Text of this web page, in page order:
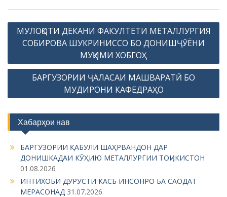
P
t
a
v
i
g
t
МУЛОҚОТИ ДЕКАНИ ФАКУЛТЕТИ МЕТАЛЛУРГИЯ
СОБИРОВА ШУКРИНИССО БО ДОНИШҶӮЁНИ
МУҚИМИ ХОБГОҲ
БАРГУЗОРИИ ҶАЛАСАИ МАШВАРАТӢ БО
МУДИРОНИ КАФЕДРАҲО
Хабарҳои нав
БАРГУЗОРИИ ҚАБУЛИ ШАҲРВАНДОН ДАР
ДОНИШКАДАИ КӮҲИЮ МЕТАЛЛУРГИИ ТОҶИКИСТОН
01.08.2026
ИНТИХОБИ ДУРУСТИ КАСБ ИНСОНРО БА САОДАТ
МЕРАСОНАД 31.07.2026